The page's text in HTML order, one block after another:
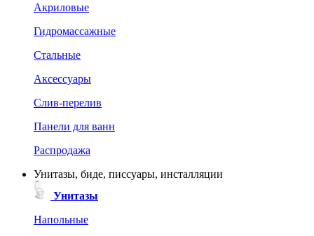
Акриловые
Гидромассажные
Стальные
Аксессуары
Слив-перелив
Панели для ванн
Распродажа
Унитазы, биде, писсуары, инсталляции
Унитазы
Напольные